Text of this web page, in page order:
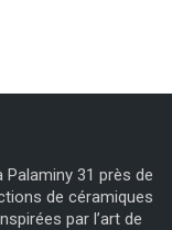
31 près de
de céramiques
par l’art de